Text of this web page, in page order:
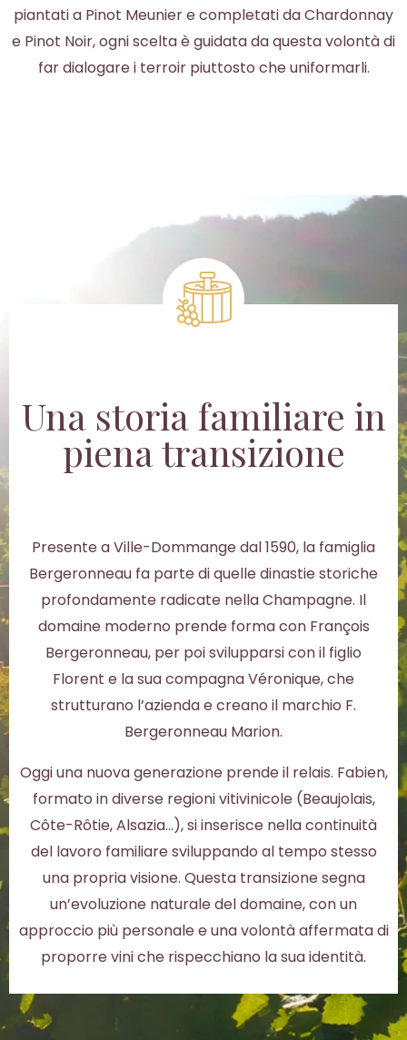
piantati a Pinot Meunier e completati da Chardonnay
e Pinot Noir, ogni scelta è guidata da questa volontà di
far dialogare i terroir piuttosto che uniformarli.
Una storia familiare in
piena transizione
Presente a Ville-Dommange dal 1590, la famiglia
Bergeronneau fa parte di quelle dinastie storiche
profondamente radicate nella Champagne. Il
domaine moderno prende forma con François
Bergeronneau, per poi svilupparsi con il figlio
Florent e la sua compagna Véronique, che
strutturano l’azienda e creano il marchio F.
Bergeronneau Marion.
Oggi una nuova generazione prende il relais. Fabien,
formato in diverse regioni vitivinicole (Beaujolais,
Côte-Rôtie, Alsazia…), si inserisce nella continuità
del lavoro familiare sviluppando al tempo stesso
una propria visione. Questa transizione segna
un’evoluzione naturale del domaine, con un
approccio più personale e una volontà affermata di
proporre vini che rispecchiano la sua identità.